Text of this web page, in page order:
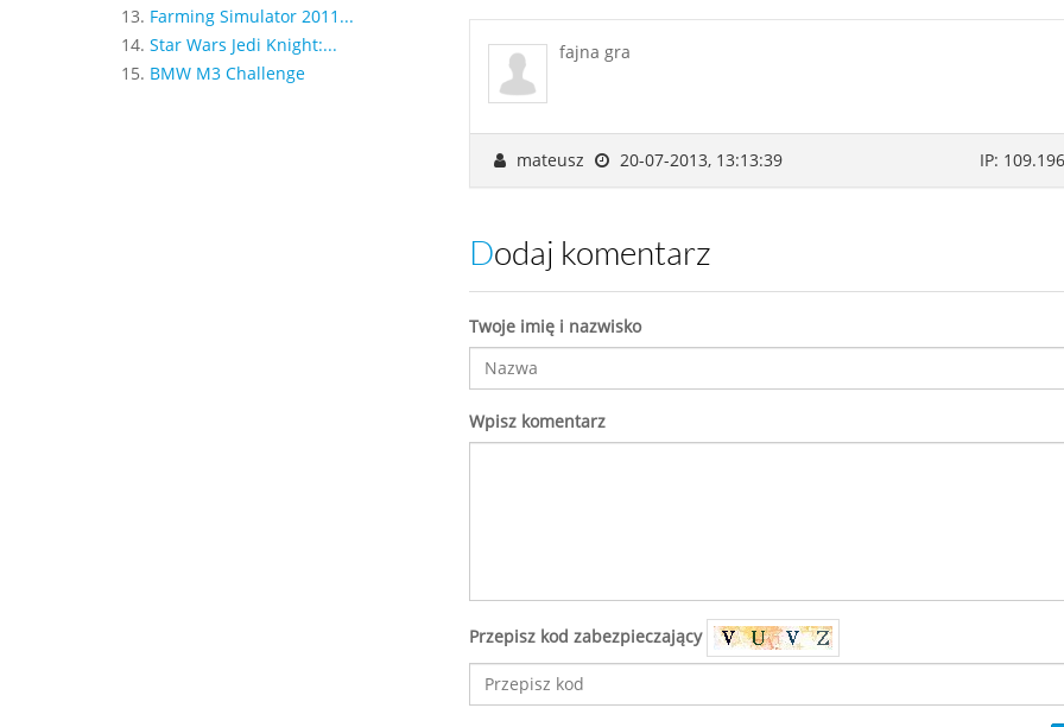
13. Farming Simulator 2011...
14. Star Wars Jedi Knight:...
15. BMW M3 Challenge
fajna gra
mateusz 20-07-2013, 13:13:39 IP:
Dodaj komentarz
Twoje imię i nazwisko
Wpisz komentarz
Przepisz kod zabezpieczający